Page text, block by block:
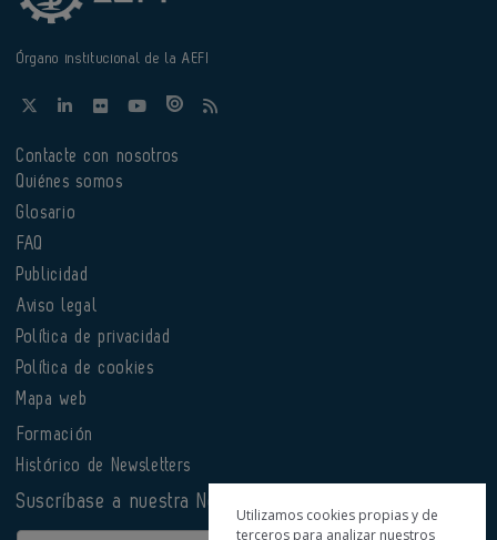
Órgano institucional de la AEFI
Contacte con nosotros
Quiénes somos
Glosario
FAQ
Publicidad
Aviso legal
Política de privacidad
Política de cookies
Mapa web
Formación
Histórico de Newsletters
Suscríbase a nuestra Newsletter
Utilizamos cookies propias y de
terceros para analizar nuestros